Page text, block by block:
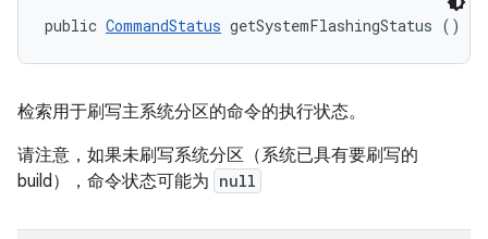
public CommandStatus getSystemFlashingStatus ()
检索用于刷写主系统分区的命令的执行状态。
请注意，如果未刷写系统分区（系统已具有要刷写的
build），命令状态可能为 null